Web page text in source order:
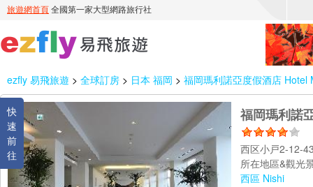
ezfly 易飛旅遊 > 全球訂房 > 日本 福岡 > 福岡瑪利諾亞度假酒店
快
速
前
往
福岡瑪利諾
西区小戸2-12-
所在地區&觀光
西區 Nishi